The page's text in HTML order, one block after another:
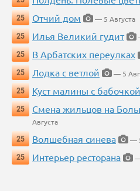
25
Отчий дом
— 5 Августа
25
Илья Великий гудит
25
В Арбатских переулках
25
Лодка с ветлой
— 5
25
Куст малины с бабочкой
25
Смена жильцов на
Августа
25
Волшебная синева
—
25
Интерьер ресторана